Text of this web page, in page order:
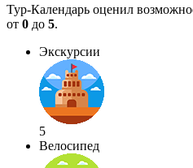
Тур-Календарь оценил
от 0 до 5.
Экскурсии
5
Велосипед